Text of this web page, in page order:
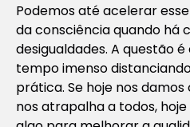
Podemos até acelerar
da consciência quando há
desigualdades. A questão
tempo imenso
prática. Se hoje nos
nos atrapalha a todos,